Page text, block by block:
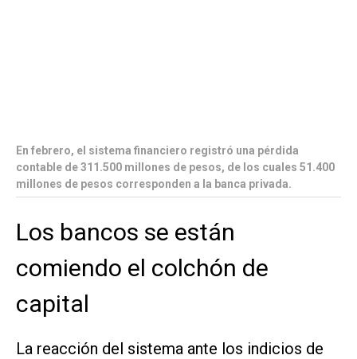
En febrero, el sistema financiero registró una pérdida
contable de 311.500 millones de pesos, de los cuales 51.400
millones de pesos corresponden a la banca privada.
Los bancos se están
comiendo el colchón de
capital
La reacción del sistema ante los indicios de